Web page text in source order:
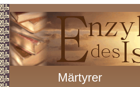
Märtyrer